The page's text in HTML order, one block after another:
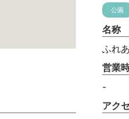
公園
名称
ふれ
営業
-
アク